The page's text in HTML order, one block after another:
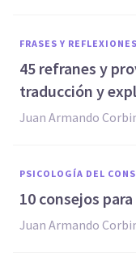
FRASES Y REFLEXIONES
45 refranes y
traducción y
Juan Armando
PSICOLOGÍA DEL
10 consejos
Juan Armando